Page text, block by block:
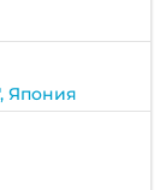
Япония